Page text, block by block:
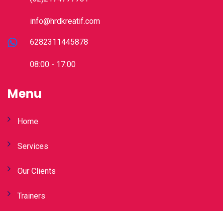
info@hrdkreatif.com
6282311445878
08:00 - 17:00
Menu
Home
Services
Our Clients
Trainers